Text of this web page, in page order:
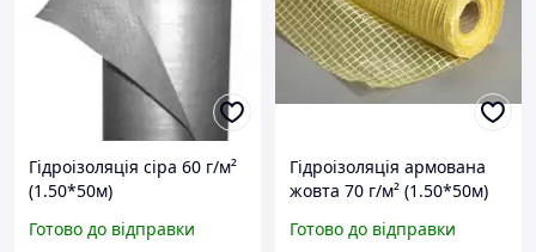
Гідроізоляція сіра 60 г/м²
(1.50*50м)
Готово до відправки
Гідроізоляція армована
жовта 70 г/м² (1.50*50м)
Готово до відправки